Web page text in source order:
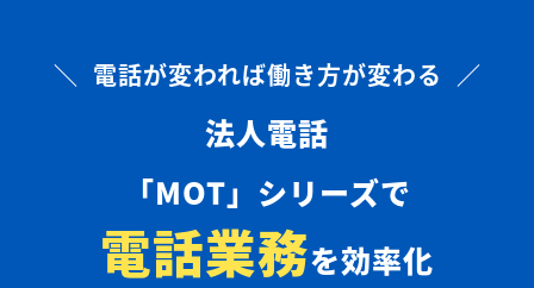
＼ 電話が変われば働き方が変わる ／
法人電話
「MOT」シリーズで
電話業務を効率化